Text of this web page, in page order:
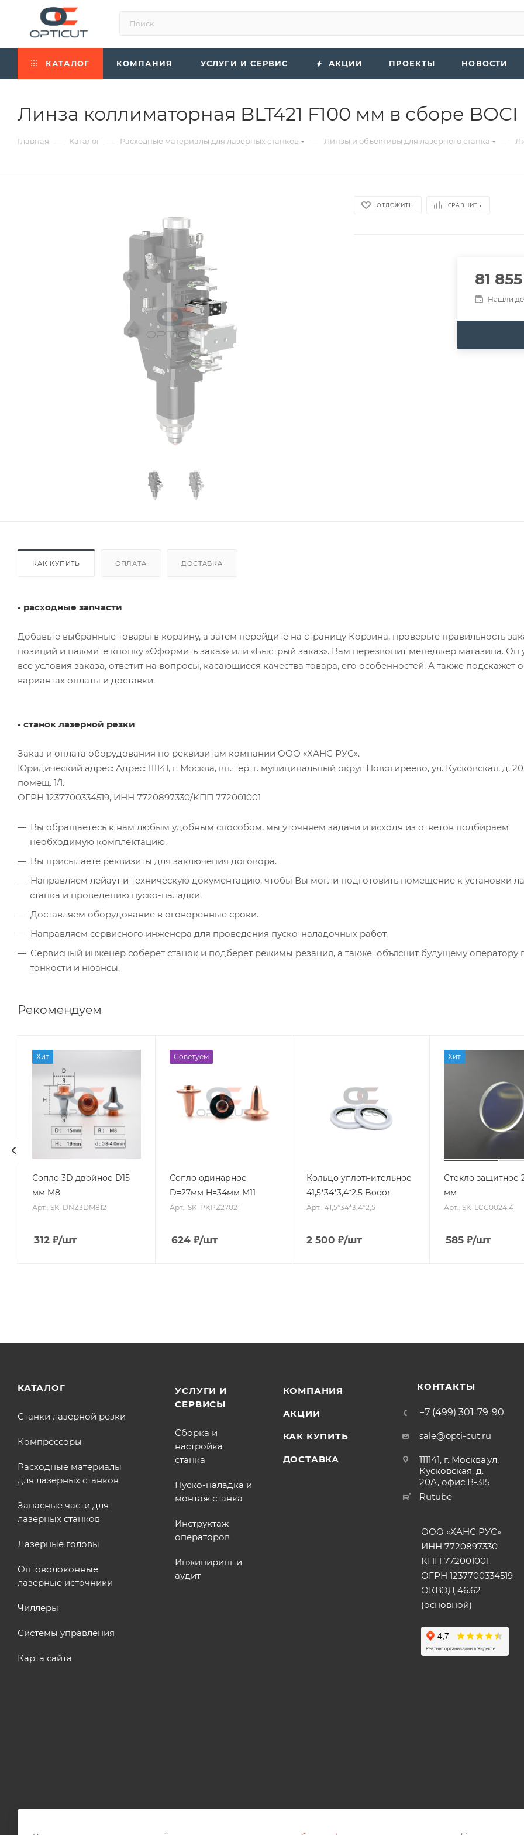
КАТАЛОГ КОМПАНИЯ УСЛУГИ И СЕРВИС АКЦИИ ПРОЕКТЫ НОВОСТИ
Линза коллиматорная BLT421 F100 мм в сборе
Главная — Каталог — Расходные материалы для лазерных станков — Линзы и объективы для лазерного станка —
ОТЛОЖИТЬ СРАВНИТЬ
81 855
Нашли
КАК КУПИТЬ ОПЛАТА ДОСТАВКА
- расходные запчасти
Добавьте выбранные товары в корзину, а затем перейдите на страницу Корзина, проверьте правильность
позиций и нажмите кнопку «Оформить заказ» или «Быстрый заказ». Вам перезвонит менеджер магазина. Он
все условия заказа, ответит на вопросы, касающиеся качества товара, его особенностей. А также подскажет о
вариантах оплаты и доставки.
- станок лазерной резки
Заказ и оплата оборудования по реквизитам компании ООО «ХАНС РУС».
Юридический адрес: Адрес: 111141, г. Москва, вн. тер. г. муниципальный округ Новогиреево, ул. Кусковская, д.
помещ. 1/1.
ОГРН 1237700334519, ИНН 7720897330/КПП 772001001
Вы обращаетесь к нам любым удобным способом, мы уточняем задачи и исходя из ответов подбираем
необходимую комплектацию.
Вы присылаете реквизиты для заключения договора.
Направляем лейаут и техническую документацию, чтобы Вы могли подготовить помещение к установки
станка и проведению пуско-наладки.
Доставляем оборудование в оговоренные сроки.
Направляем сервисного инженера для проведения пуско-наладочных работ.
Сервисный инженер соберет станок и подберет режимы резания, а также объяснит будущему оператору
тонкости и нюансы.
Рекомендуем
Хит
Сопло 3D двойное D15
мм M8
Арт.: SK-DNZ3DM812
312₽/шт
Советуем
Сопло одинарное
D=27мм H=34мм M11
Арт.: SK-PKPZ27021
624₽/шт
Кольцо уплотнительное
41,5*34*3,4*2,5 Bodor
Арт.: 41,5*34*3,4*2,5
2 500 ₽/шт
Хит
Стекло защитное
мм
Арт.: SK-LCG0024.4
585 ₽/шт
КАТАЛОГ
Станки лазерной резки
Компрессоры
Расходные материалы
для лазерных станков
Запасные части для
лазерных станков
Лазерные головы
Оптоволоконные
лазерные источники
Чиллеры
Системы управления
Карта сайта
УСЛУГИ И
СЕРВИСЫ
Сборка и
настройка
станка
Пуско-наладка и
монтаж станка
Инструктаж
операторов
Инжиниринг и
аудит
КОМПАНИЯ
АКЦИИ
КАК КУПИТЬ
ДОСТАВКА
КОНТАКТЫ
+7 (499) 301-79-90
sale@opti-cut.ru
111141, г. Москва,ул.
Кусковская, д.
20А, офис В-315
Rutube
ООО «ХАНС РУС»
ИНН 7720897330
КПП 772001001
ОГРН 1237700334519
ОКВЭД 46.62
(основной)